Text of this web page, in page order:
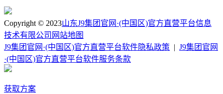
Copyright © 2023山东J9集团官网·(中国区)官方直营平台信息
技术有限公司 网站地图
J9集团官网·(中国区)官方直营平台软件隐私政策
J9集团官网
·(中国区)官方直营平台软件服务条款
获取方案